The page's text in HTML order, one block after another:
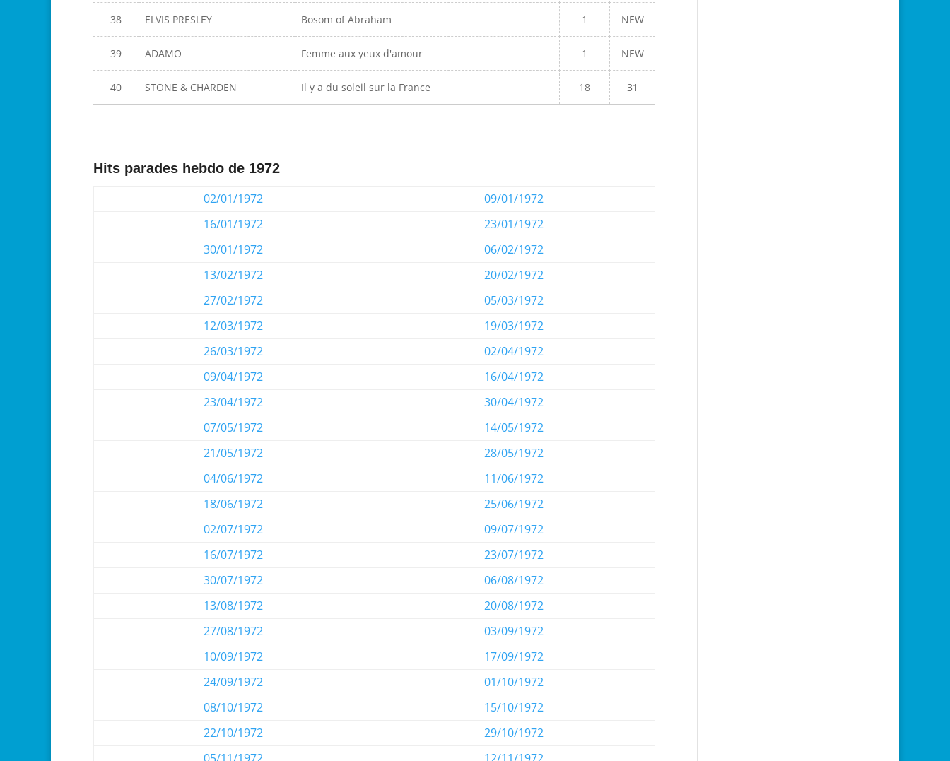
38 ELVIS PRESLEY Bosom of Abraham 1 NEW
39 ADAMO Femme aux yeux d'amour 1 NEW
40 STONE & CHARDEN Il y a du soleil sur la France 18 31
Hits parades hebdo de 1972
02/01/1972
09/01/1972
16/01/1972
23/01/1972
30/01/1972
06/02/1972
13/02/1972
20/02/1972
27/02/1972
05/03/1972
12/03/1972
19/03/1972
26/03/1972
02/04/1972
09/04/1972
16/04/1972
23/04/1972
30/04/1972
07/05/1972
14/05/1972
21/05/1972
28/05/1972
04/06/1972
11/06/1972
18/06/1972
25/06/1972
02/07/1972
09/07/1972
16/07/1972
23/07/1972
30/07/1972
06/08/1972
13/08/1972
20/08/1972
27/08/1972
03/09/1972
10/09/1972
17/09/1972
24/09/1972
01/10/1972
08/10/1972
15/10/1972
22/10/1972
29/10/1972